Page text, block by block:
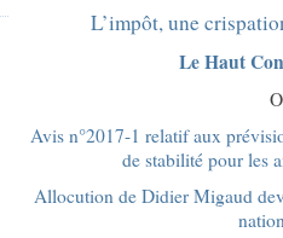
L’impôt, une
Le Haut
Avis n°2017-1 relatif aux
de stabilité pour les
Allocution de Didier Migaud